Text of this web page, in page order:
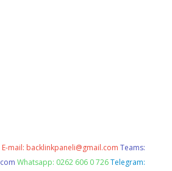
E-mail: backlinkpaneli@gmail.com Teams:
Whatsapp: 0262 606 0 726 Telegram: